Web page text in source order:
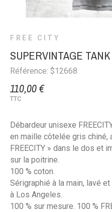
FREE CITY
SUPERVINTAGE
Référence: $12668
110,00 €
TTC
Débardeur unisexe
en maille côtelée gris chiné,
FREECITY » dans le dos et
sur la poitrine.
100 % coton.
Sérigraphié à la main, lavé
à Los Angeles.
100 % sur mesure. 100 %